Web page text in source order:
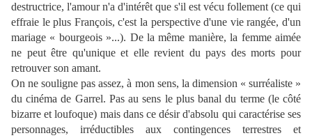
destructrice, l'amour n'a d'intérêt que s'il est vécu follement (ce qui
effraie le plus François, c'est la perspective d'une vie rangée, d'un
mariage « bourgeois »...). De la même manière, la femme aimée
ne peut être qu'unique et elle revient du pays des morts pour
retrouver son amant.
On ne souligne pas assez, à mon sens, la dimension « surréaliste »
du cinéma de Garrel. Pas au sens le plus banal du terme (le côté
bizarre et loufoque) mais dans ce désir d'absolu qui caractérise ses
personnages, irréductibles aux contingences terrestres et